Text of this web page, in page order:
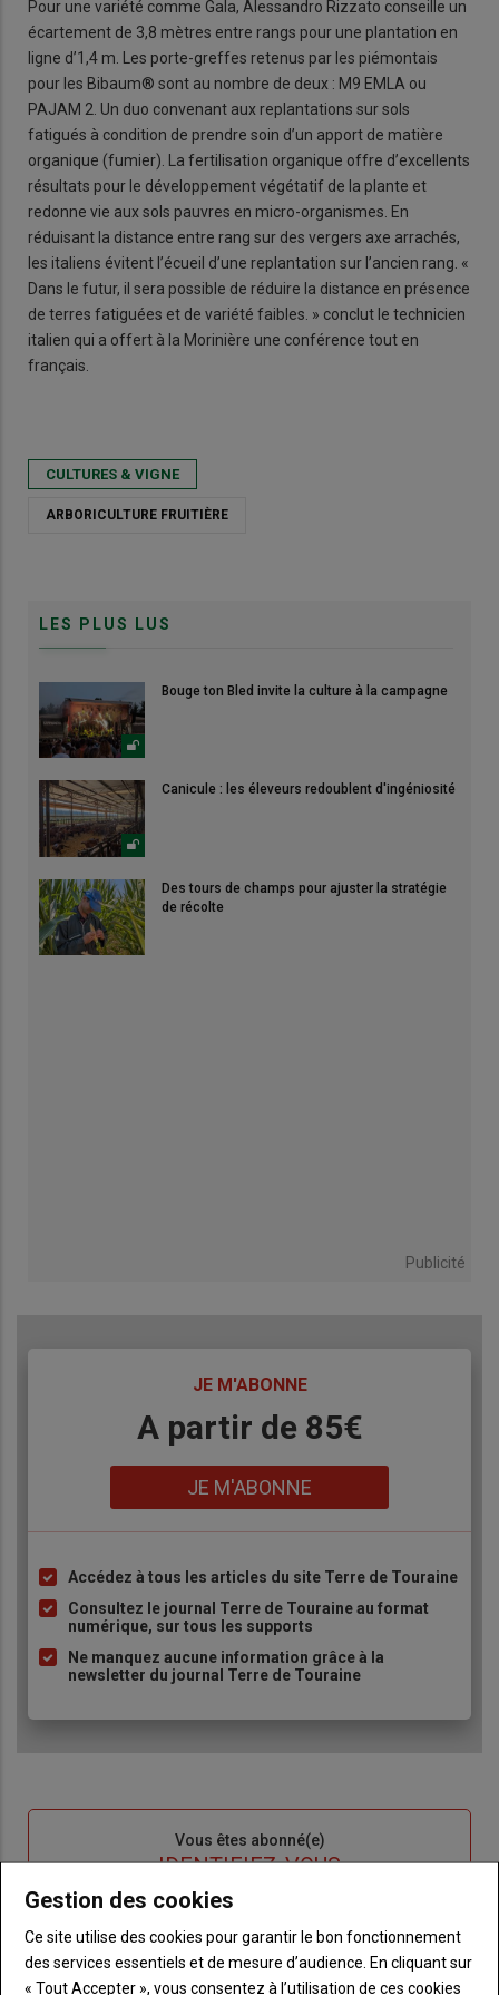
Pour une variété comme Gala, Alessandro Rizzato conseille un
écartement de 3,8 mètres entre rangs pour une plantation en
ligne d’1,4 m. Les porte-greffes retenus par les piémontais
pour les Bibaum® sont au nombre de deux : M9 EMLA ou
PAJAM 2. Un duo convenant aux replantations sur sols
fatigués à condition de prendre soin d’un apport de matière
organique (fumier). La fertilisation organique offre d’excellents
résultats pour le développement végétatif de la plante et
redonne vie aux sols pauvres en micro-organismes. En
réduisant la distance entre rang sur des vergers axe arrachés,
les italiens évitent l’écueil d’une replantation sur l’ancien rang. «
Dans le futur, il sera possible de réduire la distance en présence
de terres fatiguées et de variété faibles. » conclut le technicien
italien qui a offert à la Morinière une conférence tout en
français.
CULTURES & VIGNE
ARBORICULTURE FRUITIÈRE
LES PLUS LUS
Bouge ton Bled invite la culture à la campagne
Canicule : les éleveurs redoublent d'ingéniosité
Des tours de champs pour ajuster la stratégie
de récolte
Publicité
JE M'ABONNE
A partir de 85€
JE M'ABONNE
Liste
à
puce
Accédez à tous les articles du site Terre de Touraine
Consultez le journal Terre de Touraine au format
numérique, sur tous les supports
Ne manquez aucune information grâce à la
newsletter du journal Terre de Touraine
Vous êtes abonné(e)
TITRE IDENTIFIEZ-VOUS
Body
Connectez-vous à votre compte pour profiter
de votre abonnement
Gestion des cookies
Ce site utilise des cookies pour garantir le bon fonctionnement
des services essentiels et de mesure d’audience. En cliquant sur
« Tout Accepter », vous consentez à l’utilisation de ces cookies